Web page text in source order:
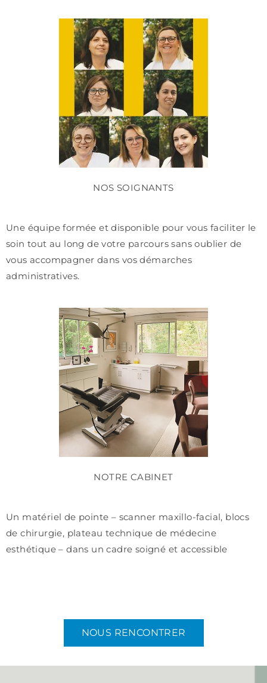
NOS SOIGNANTS
Une équipe formée et disponible pour vous faciliter le
soin tout au long de votre parcours sans oublier de
vous accompagner dans vos démarches
administratives.
NOTRE CABINET
Un matériel de pointe – scanner maxillo-facial, blocs
de chirurgie, plateau technique de médecine
esthétique – dans un cadre soigné et accessible
NOUS RENCONTRER